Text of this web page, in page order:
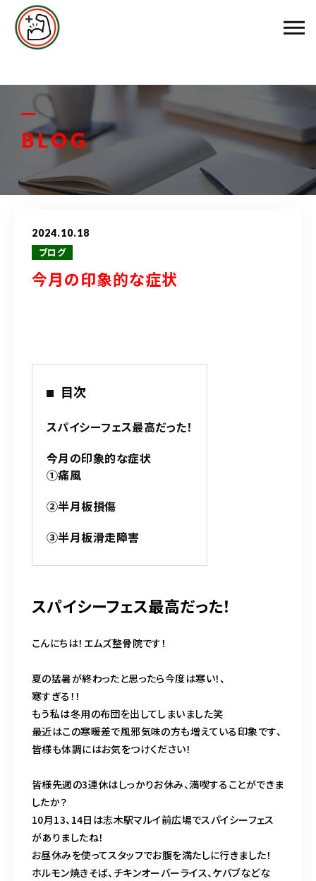
BLOG
2024.10.18
ブログ
今月の印象的な症状
目次
スパイシーフェス最高だった！
今月の印象的な症状
①痛風
②半月板損傷
③半月板滑走障害
スパイシーフェス最高だった！
こんにちは！エムズ整骨院です！
夏の猛暑が終わったと思ったら今度は寒い！、
寒すぎる！！
もう私は冬用の布団を出してしまいました笑
最近はこの寒暖差で風邪気味の方も増えている印象です、
皆様も体調にはお気をつけください！
皆様先週の3連休はしっかりお休み、満喫することができま
したか？
10月13、14日は志木駅マルイ前広場でスパイシーフェス
がありましたね！
お昼休みを使ってスタッフでお腹を満たしに行きました！
ホルモン焼きそば、チキンオーバーライス、ケバブなどな
メニュー料金
お客様の声
スタッフ紹介